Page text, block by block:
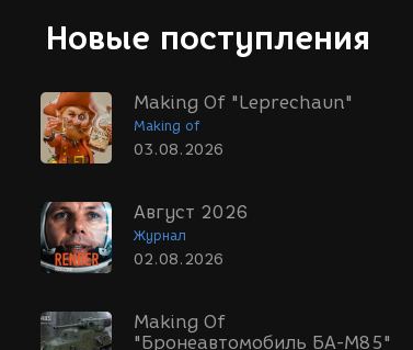
Новые поступления
Making Of "Leprechaun"
Making of
03.08.2026
Август 2026
Журнал
02.08.2026
Making Of
"Бронеавтомобиль БА-М85"